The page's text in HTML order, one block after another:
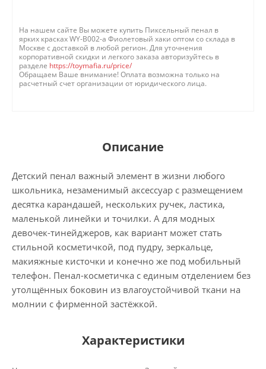
На нашем сайте Вы можете купить Пиксельный пенал в
ярких красках WY-B002-a Фиолетовый хаки оптом со склада в
Москве с доставкой в любой регион. Для уточнения
корпоративной скидки и легкого заказа авторизуйтесь в
разделе https://toymafia.ru/price/
Обращаем Ваше внимание! Оплата возможна только на
расчетный счет организации от юридического лица.
Описание
Детский пенал важный элемент в жизни любого
школьника, незаменимый аксессуар с размещением
десятка карандашей, нескольких ручек, ластика,
маленькой линейки и точилки. А для модных
девочек-тинейджеров, как вариант может стать
стильной косметичкой, под пудру, зеркальце,
макияжные кисточки и конечно же под мобильный
телефон. Пенал-косметичка с единым отделением без
утолщённых боковин из влагоустойчивой ткани на
молнии с фирменной застёжкой.
Характеристики